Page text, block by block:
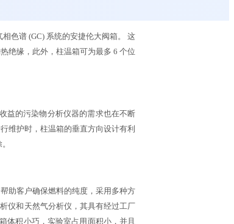
色谱 (GC) 系统的安捷伦大阀箱。 这
绝缘，此外，柱温箱可为最多 6 个位
益的污染物分析仪器的需求也在不断
维护时，柱温箱的垂直方向设计有利
助客户确保燃料的纯度，采用多种方
仪和天然气分析仪，其具有经过工厂
体积小巧，实验室占用面积小，并且